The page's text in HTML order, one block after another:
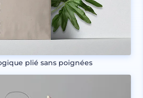
plié sans poignées